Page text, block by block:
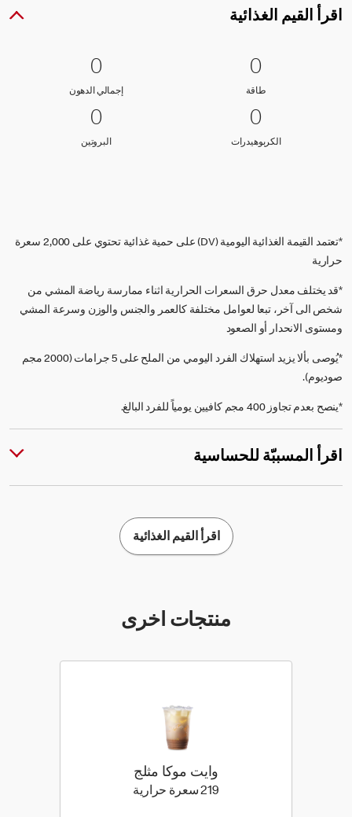
اقرأ القيم الغذائية
0 طاقة
0
0
طاقةطاقة
0 إجمالي الدهون
0
إجمالي الدهونإجمالي الدهون
0 الكربوهيدرات
0
0
الكربوهيدراتالكربوهيدرات
0 البروتين
0
البروتين
*تعتمد القيمة الغذائية اليومية (DV) على حمية غذائية تحتوي على 2,000 سعرة
حرارية
*قد يختلف معدل حرق السعرات الحرارية اثناء ممارسة رياضة المشي من
شخص الى آخر، تبعا لعوامل مختلفة كالعمر والجنس والوزن وسرعة المشي
ومستوى الانحدار أو الصعود
*يُوصى بألا يزيد استهلاك الفرد اليومي من الملح على 5 جرامات (2000 مجم
صوديوم).
*ينصح بعدم تجاوز 400 مجم كافيين يومياً للفرد البالغ.
اقرأ المسببّة للحساسية
اقرأ القيم الغذائية
منتجات اخرى
وايت موكا مثلج
219 سعرة حرارية 219 كيلو سعرة حرارية